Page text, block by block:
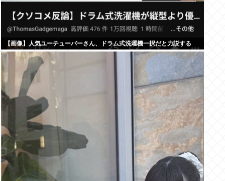
【画像】人気ユーチューバーさん、ドラム式洗濯機一択だと力説する